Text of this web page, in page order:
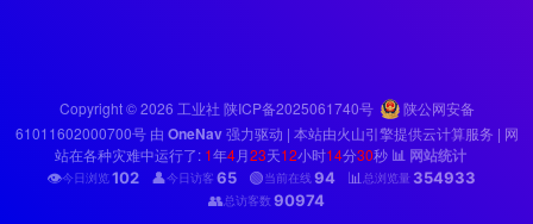
Copyright © 2026 工业社 陕ICP备2025061740号
陕公网安备
61011602000700号由 OneNav强力驱动 | 本站由火山引擎提供云计算服务 | 网
站在各种灾难中运行了: 1年4月23天12小时14分30秒 📊 网站统计
👁️今日浏览 102 👤今日访客 65 🟢当前在线 94 📊 总浏览量 354933
👥总访客数 90974